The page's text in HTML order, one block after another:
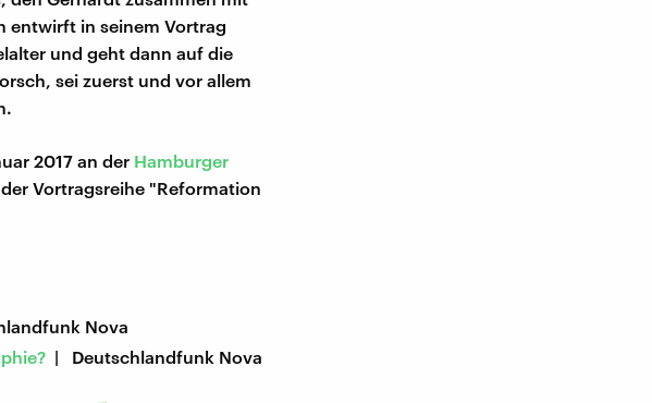
entwirft in seinem Vortrag
und geht dann auf die
sei zuerst und vor allem
2017 an der Hamburger
Vortragsreihe "Reformation
Nova
| Deutschlandfunk Nova